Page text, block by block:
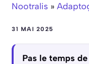
Nootralis »
31 MAI 2025
Pas le temps